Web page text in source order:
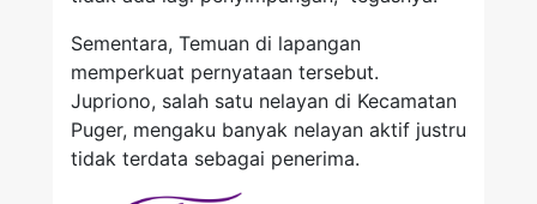
Sementara, Temuan di lapangan
memperkuat pernyataan tersebut.
Jupriono, salah satu nelayan di Kecamatan
Puger, mengaku banyak nelayan aktif justru
tidak terdata sebagai penerima.